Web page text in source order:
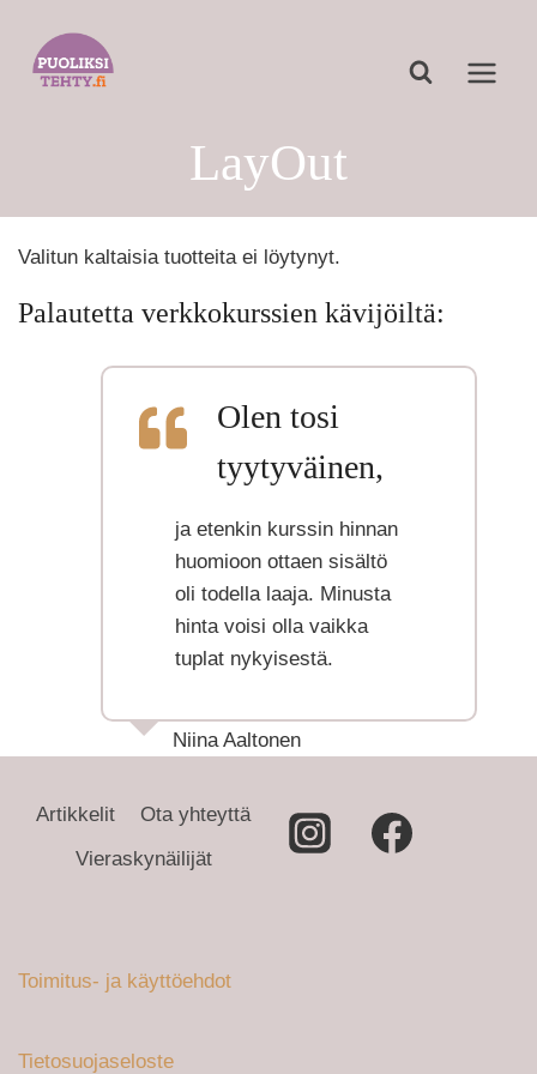
sisältöön
LayOut
Valitun kaltaisia tuotteita ei löytynyt.
Palautetta verkkokurssien kävijöiltä:
Olen tosi
tyytyväinen,
ja etenkin kurssin hinnan
huomioon ottaen sisältö
oli todella laaja. Minusta
hinta voisi olla vaikka
tuplat nykyisestä.
Niina Aaltonen
Artikkelit
Ota yhteyttä
Vieraskynäilijät
Toimitus- ja käyttöehdot
Tietosuojaseloste